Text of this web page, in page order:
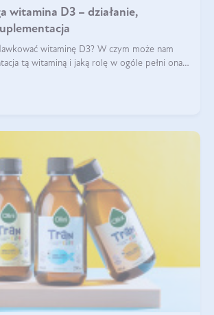
witamina D3 – działanie,
witaminę D3? W czym może nam
tą witaminą i jaką rolę w ogóle pełni ona